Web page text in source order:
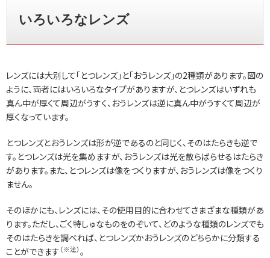
いろいろなレンズ
レンズには大別して「とつレンズ」と「おうレンズ」の2種類があります。図の
ように、両者にはいろいろなタイプがありますが、とつレンズはいずれも
真ん中が厚くて周辺がうすく、おうレンズは逆に真ん中がうすくて周辺が
厚くなっています。
とつレンズとおうレンズは形が逆であるのと同じく、そのはたらきも逆で
す。とつレンズは光を集めますが、おうレンズは光を散らばらせるはたらき
があります。また、とつレンズは像をつくりますが、おうレンズは像をつくり
ません。
そのほかにも、レンズには、その使用目的に合わせてさまざまな種類があ
ります。ただし、ごく特しゅなものをのぞいて、どのような種類のレンズでも
そのはたらきを調べれば、とつレンズかおうレンズのどちらかに分類する
ことができます （※注） 。